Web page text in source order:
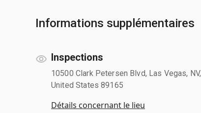
Informations supplémentaires
Inspections
10500 Clark Petersen Blvd, Las Vegas, NV,
United States 89165
Détails concernant le lieu